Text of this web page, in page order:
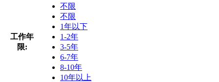
工作年
限:
不限
不限
1年以下
1-2年
3-5年
6-7年
8-10年
10年以上